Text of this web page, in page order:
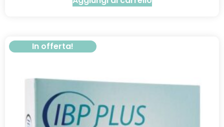
In offerta!